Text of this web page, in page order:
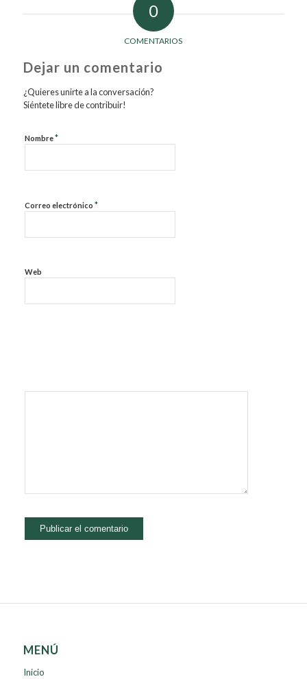
0
COMENTARIOS
Dejar un comentario
¿Quieres unirte a la conversación?
Siéntete libre de contribuir!
Nombre*
Correo electrónico *
Web
MENÚ
Inicio